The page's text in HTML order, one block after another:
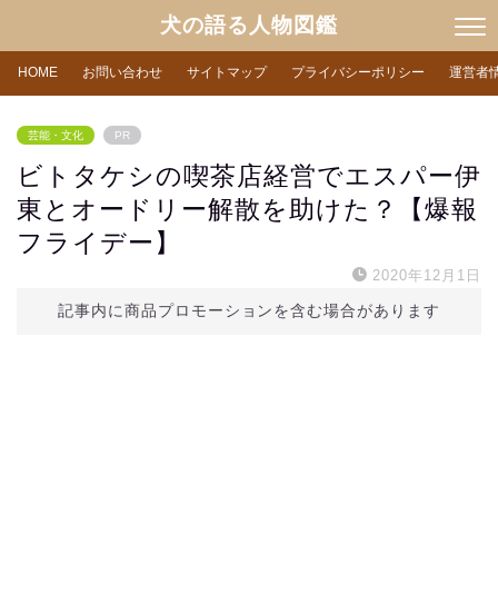
犬の語る人物図鑑
HOME お問い合わせ サイトマップ プライバシーポリシー 運営者
芸能・文化 PR
ビトタケシの喫茶店経営でエスパー伊
東とオードリー解散を助けた？【爆報
フライデー】
2020年12月1日
記事内に商品プロモーションを含む場合があります